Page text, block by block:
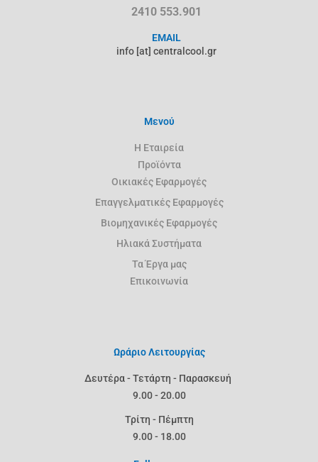
2410 553.901
EMAIL
info [at] centralcool.gr
Μενού
Η Εταιρεία
Προϊόντα
Oικιακές Εφαρμογές
Επαγγελματικές Εφαρμογές
Βιομηχανικές Εφαρμογές
Ηλιακά Συστήματα
Τα Έργα μας
Επικοινωνία
Ωράριο Λειτουργίας
Δευτέρα - Τετάρτη - Παρασκευή
9.00 - 20.00
Τρίτη - Πέμπτη
9.00 - 18.00